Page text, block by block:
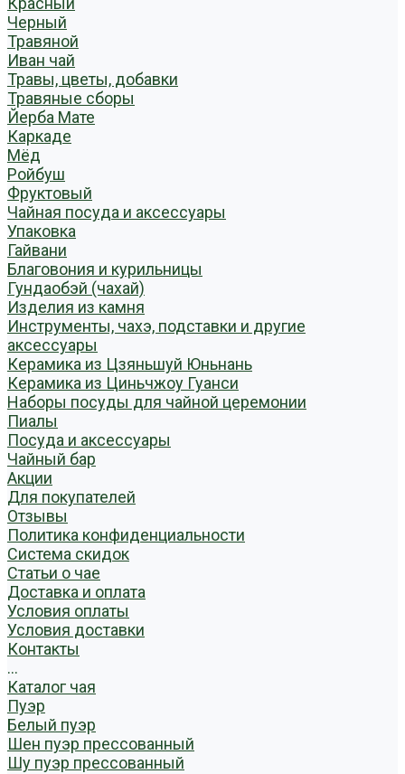
Черный
Травяной
Иван чай
Травы, цветы, добавки
Травяные сборы
Йерба Мате
Каркаде
Мёд
Ройбуш
Фруктовый
Чайная посуда и аксессуары
Упаковка
Гайвани
Благовония и курильницы
Гундаобэй (чахай)
Изделия из камня
Инструменты, чахэ, подставки и другие
аксессуары
Керамика из Цзяньшуй Юньнань
Керамика из Циньчжоу Гуанси
Наборы посуды для чайной церемонии
Пиалы
Посуда и аксессуары
Чайный бар
Акции
Для покупателей
Отзывы
Политика конфиденциальности
Система скидок
Статьи о чае
Доставка и оплата
Условия оплаты
Условия доставки
Контакты
...
Каталог чая
Пуэр
Белый пуэр
Шен пуэр прессованный
Шу пуэр прессованный